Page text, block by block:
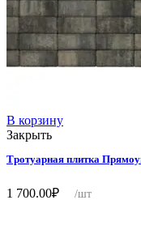
В корзину
Закрыть
Тротуарная плитка
1 700.00₽ /шт